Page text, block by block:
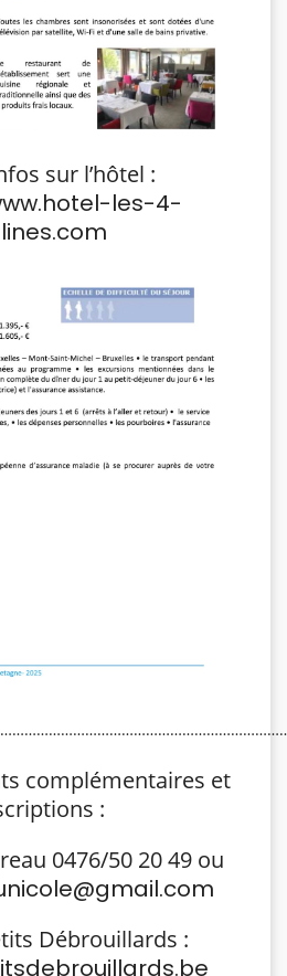
sur l’hôtel :
les-4-
complémentaires et
:
0476/50 20 49 ou
Débrouillards :